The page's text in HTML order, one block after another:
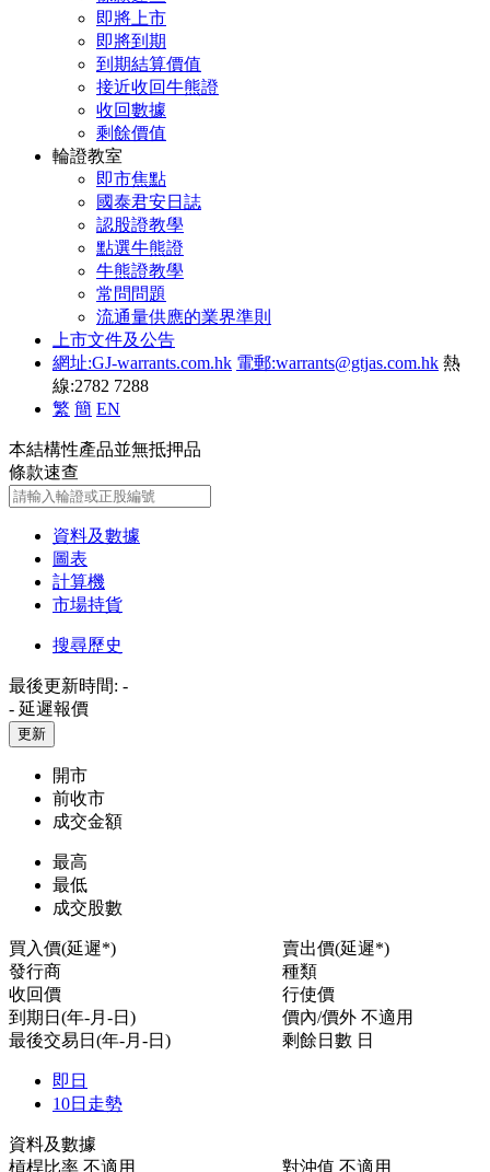
即將上市
即將到期
到期結算價值
接近收回牛熊證
收回數據
剩餘價值
輪證教室
即市焦點
國泰君安日誌
認股證教學
點選牛熊證
牛熊證教學
常問問題
流通量供應的業界準則
上市文件及公告
網址:GJ-warrants.com.hk 電郵:warrants@gtjas.com.hk 熱
線:2782 7288
繁 簡 EN
本結構性產品並無抵押品
條款速查
資料及數據
圖表
計算機
市場持貨
搜尋歷史
最後更新時間: -
- 延遲報價
更新
開市
前收市
成交金額
最高
最低
成交股數
買入價(延遲*)
賣出價(延遲*)
發行商
種類
收回價
行使價
到期日(年-月-日)
價內/價外 不適用
最後交易日(年-月-日)
剩餘日數 日
即日
10日走勢
資料及數據
槓桿比率 不適用 對沖值 不適用